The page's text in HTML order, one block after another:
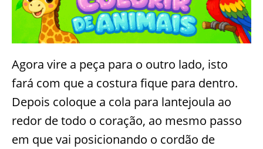
Agora vire a peça para o outro lado, isto
fará com que a costura fique para dentro.
Depois coloque a cola para lantejoula ao
redor de todo o coração, ao mesmo passo
em que vai posicionando o cordão de